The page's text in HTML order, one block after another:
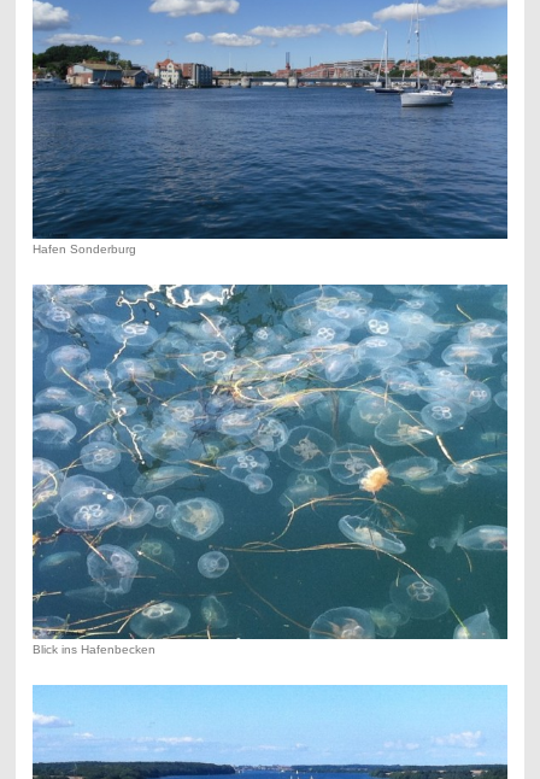
Hafen Sonderburg
Blick ins Hafenbecken